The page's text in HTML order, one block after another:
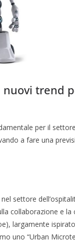
nuovi trend
per il
a fare una
settore
collaborazione e
largamente
uno “Urban